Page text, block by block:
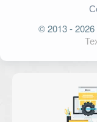
Ваш
© 2013 - 2026